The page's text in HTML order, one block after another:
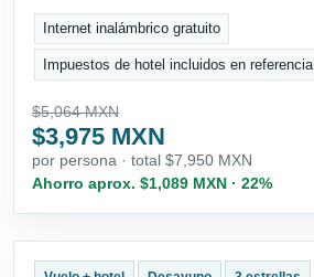
Internet inalámbrico gratuito
Impuestos de hotel incluidos en referencia
$5,064 MXN
$3,975 MXN
por persona · total $7,950 MXN
Ahorro aprox. $1,089 MXN · 22%